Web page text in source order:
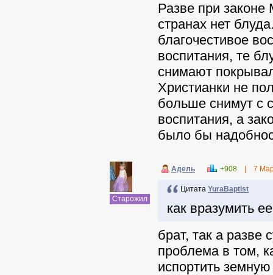
Разве при
странах нет
благочестивое
воспитания, те
снимают
Христианки не
больше снимут с
воспитания, а
было бы
Старожил
Адель +908 7
Цитата YuraBaptist
как вразумить
брат, так а разве
проблема в том,
испортить